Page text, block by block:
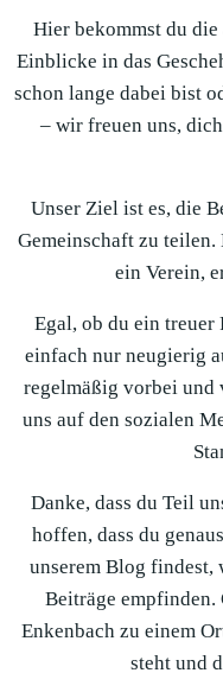
Hier bekommst du
Einblicke in das
schon lange dabei bist
– wir freuen uns,
Unser Ziel ist es, die
Gemeinschaft zu teilen.
ein Verein,
Egal, ob du ein treuer
einfach nur neugierig
regelmäßig vorbei und
uns auf den sozialen
Danke, dass du Teil
hoffen, dass du
unserem Blog findest,
Beiträge empfinden.
Enkenbach zu einem
steht und